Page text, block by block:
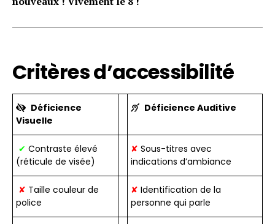
Critères d’accessibilité
Déficience
Visuelle
Déficience Auditive
✔ Contraste élevé
(réticule de visée)
✘ Sous-titres avec
indications d’ambiance
✘ Taille couleur de
police
✘ Identification de la
personne qui parle